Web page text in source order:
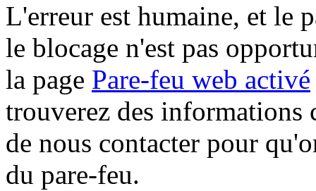
L'erreur est humaine, et le
le blocage n'est pas
la page Pare-feu web activé
trouverez des informations
de nous contacter pour
du pare-feu.